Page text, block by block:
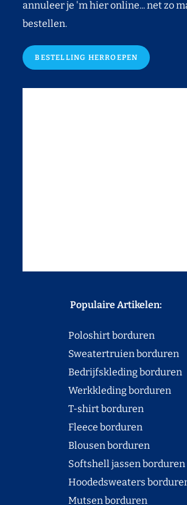
annuleer je 'm hier online... net zo
bestellen.
BESTELLING HERROEPEN
Populaire Artikelen:
Poloshirt borduren
Sweatertruien borduren
Bedrijfskleding borduren
Werkkleding borduren
T-shirt borduren
Fleece borduren
Blousen borduren
Softshell jassen borduren
Hoodedsweaters
Mutsen borduren